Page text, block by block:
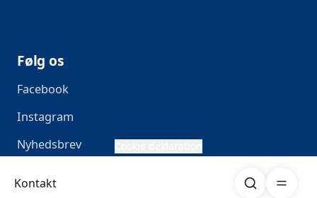
Kontakt Søg
Følg os
Facebook
Instagram
Nyhedsbrev